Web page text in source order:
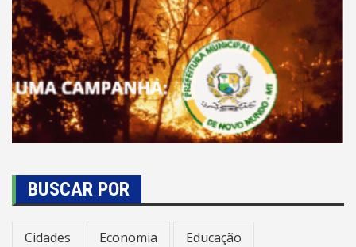
BUSCAR POR
Cidades Economia Educação